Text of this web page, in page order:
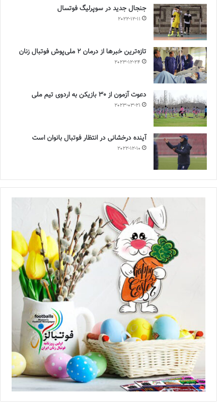
جنجال جدید در سوپرلیگ فوتسال
2022-12-11
تازه‌ترین خبرها از درمان ۲ ملی‌پوش فوتبال زنان
2023-12-24
دعوت آزمون از 30 بازیکن به اردوی تیم ملی
2023-03-21
آینده درخشانی در انتظار فوتبال بانوان است
2022-12-10